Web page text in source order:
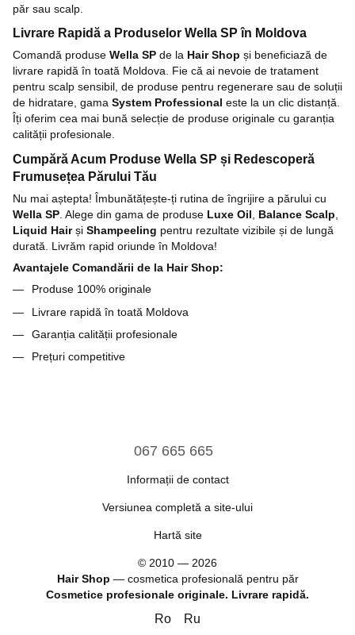
păr sau scalp.
Livrare Rapidă a Produselor Wella SP în Moldova
Comandă produse Wella SP de la Hair Shop și beneficiază de
livrare rapidă în toată Moldova. Fie că ai nevoie de tratament
pentru scalp sensibil, de produse pentru regenerare sau de soluții
de hidratare, gama System Professional este la un clic distanță.
Îți oferim cea mai bună selecție de produse originale cu garanția
calității profesionale.
Cumpără Acum Produse Wella SP și Redescoperă
Frumusețea Părului Tău
Nu mai aștepta! Îmbunătățește-ți rutina de îngrijire a părului cu
Wella SP . Alege din gama de produse Luxe Oil Balance Scalp
Liquid Hairși Shampeeling pentru rezultate vizibile și de lungă
durată. Livrăm rapid oriunde în Moldova!
Avantajele Comandării de la Hair Shop:
Produse 100% originale
Livrare rapidă în toată Moldova
Garanția calității profesionale
Prețuri competitive
067 665 665
Informații de contact
Versiunea completă a site-ului
Hartă site
© 2010 — 2026
Hair Shop — cosmetica profesională pentru păr
Cosmetice profesionale originale. Livrare rapidă.
Ro Ru